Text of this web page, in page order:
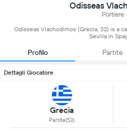
Odisseas
Portiere
Odisseas Vlachodimos (Grecia, 32) is a
Sevilla in
Profilo Partite
Dettagli Giocatore
Grecia
Partite(53)